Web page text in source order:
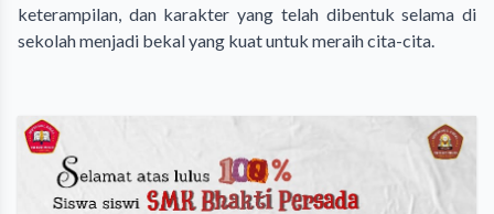
keterampilan, dan karakter yang telah dibentuk selama di
sekolah menjadi bekal yang kuat untuk meraih cita-cita.